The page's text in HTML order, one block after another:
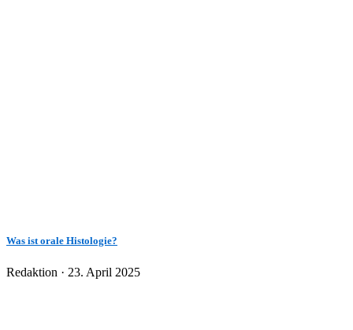
Was ist orale Histologie?
Redaktion · Veröffentlicht
23. April 2025